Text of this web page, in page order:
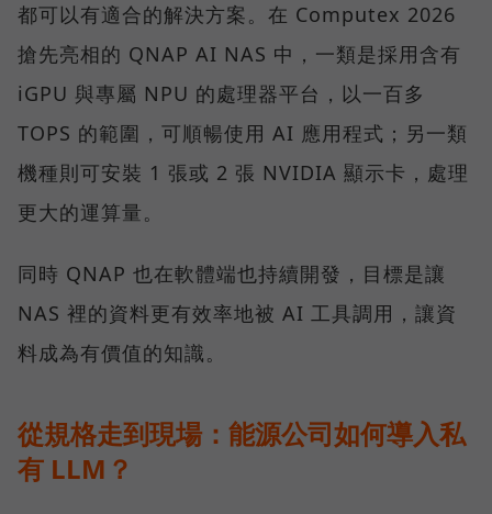
都可以有適合的解決方案。在 Computex 2026
搶先亮相的 QNAP AI NAS 中，一類是採用含有
iGPU 與專屬 NPU 的處理器平台，以一百多
TOPS 的範圍，可順暢使用 AI 應用程式；另一類
機種則可安裝 1 張或 2 張 NVIDIA 顯示卡，處理
更大的運算量。
同時 QNAP 也在軟體端也持續開發，目標是讓
NAS 裡的資料更有效率地被 AI 工具調用，讓資
料成為有價值的知識。
從規格走到現場：能源公司如何導入私
有 LLM？